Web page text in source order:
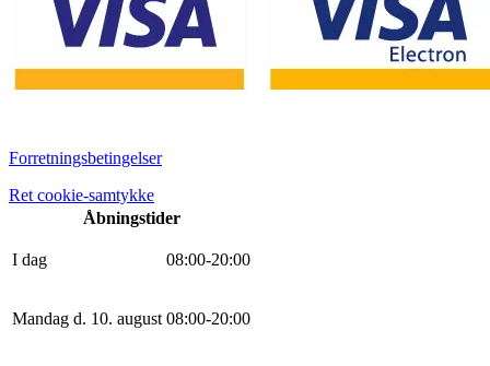
Forretningsbetingelser
Ret cookie-samtykke
Åbningstider
I dag 08:00-20:00
Mandag d. 10. august 08:00-20:00